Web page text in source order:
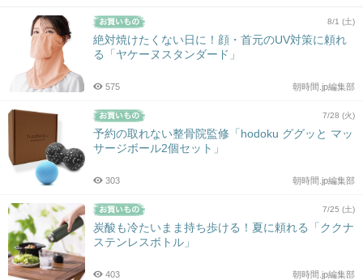
8/1 (土)
絶対焼けたくない日に！顔・首元のUV対策に頼れ
る「ヤケーヌスタンダード」
朝時間.jp編集部
575
7/28 (火)
予約の取れない整骨院監修「hodoku ググッと マッ
サージボール2個セット」
朝時間.jp編集部
303
7/25 (土)
炭酸も冷たいまま持ち歩ける！夏に頼れる「ククナ
ステンレスボトル」
朝時間.jp編集部
403